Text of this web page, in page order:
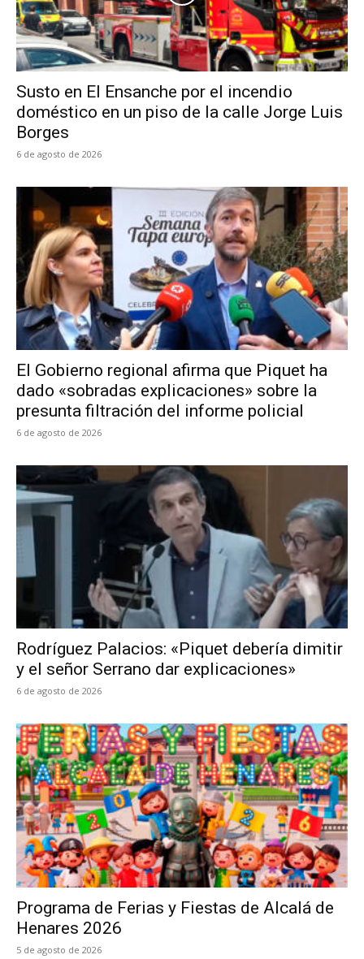
Susto en El Ensanche por el incendio
doméstico en un piso de la calle Jorge Luis
Borges
6 de agosto de 2026
El Gobierno regional afirma que Piquet ha
dado «sobradas explicaciones» sobre la
presunta filtración del informe policial
6 de agosto de 2026
Rodríguez Palacios: «Piquet debería dimitir
y el señor Serrano dar explicaciones»
6 de agosto de 2026
Programa de Ferias y Fiestas de Alcalá de
Henares 2026
5 de agosto de 2026